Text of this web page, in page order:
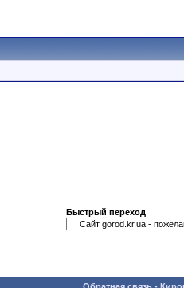
Быстрый переход